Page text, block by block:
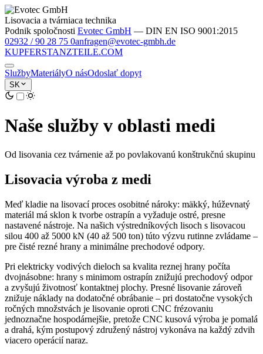
Lisovacia a tvárniaca technika
Podnik spoločnosti Evotec GmbH — DIN EN ISO 9001:2015
02932 / 90 28 75 0anfragen@evotec-gmbh.de
KUPFERSTANZTEILE.COM
SlužbyMateriályO násOdoslať dopyt
SK
Naše služby v oblasti medi
Od lisovania cez tvárnenie až po povlakovanú konštrukčnú skupinu
Lisovacia výroba z medi
Meď kladie na lisovací proces osobitné nároky: mäkký, húževnatý
materiál má sklon k tvorbe ostrapín a vyžaduje ostré, presne
nastavené nástroje. Na našich výstredníkových lisoch s lisovacou
silou 400 až 5000 kN (40 až 500 ton) túto výzvu rutinne zvládame –
pre čisté rezné hrany a minimálne prechodové odpory.
Pri elektricky vodivých dieloch sa kvalita reznej hrany počíta
dvojnásobne: hrany s minimom ostrapín znižujú prechodový odpor
a zvyšujú životnosť kontaktnej plochy. Presné lisovanie zároveň
znižuje náklady na dodatočné obrábanie – pri dostatočne vysokých
ročných množstvách je lisovanie oproti CNC frézovaniu
jednoznačne hospodárnejšie, pretože CNC kusová výroba je pomalá
a drahá, kým postupový združený nástroj vykonáva na každý zdvih
viacero operácií naraz.